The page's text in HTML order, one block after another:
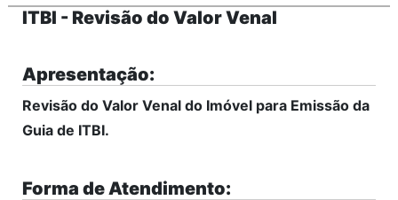
ITBI - Revisão do Valor Venal
Apresentação:
Revisão do Valor Venal do Imóvel para Emissão da
Guia de ITBI.
Forma de Atendimento: